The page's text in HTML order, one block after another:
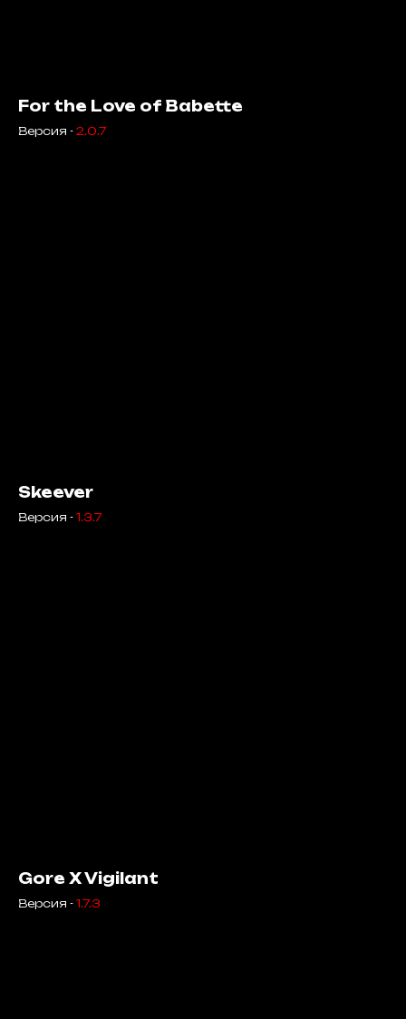
For the Love of Babette
Версия - 2.0.7
Skeever
Версия - 1.3.7
Gore X Vigilant
Версия - 1.7.3